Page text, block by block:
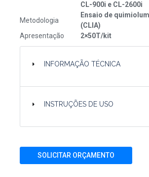
CL-900i e CL-2600i
Metodologia
Ensaio de
(CLIA)
Apresentação
2×50T/kit
INFORMAÇÃO TÉCNICA
INSTRUÇÕES DE USO
SOLICITAR ORÇAMENTO